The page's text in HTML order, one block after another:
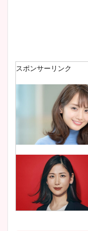
スポンサーリンク